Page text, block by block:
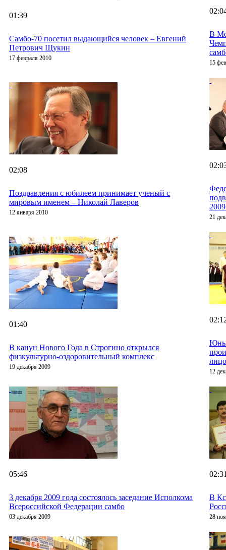
01:39
Cамбо-70 посетил выдающийся человек – Евгений
Петрович Щукин
17 февраля 2010
В
15
02:08
Поздравления с юбилеем принимает ученый с
мировым именем – Николай Лаверов
12 января 2010
21
01:40
В канун Нового Года в Строгино открылся
физкультурно-оздоровительный комплекс
19 декабря 2009
12
05:46
3 декабря 2009 года состоялось заседание Исполкома
Всероссийской Федерации самбо
03 декабря 2009
В
28